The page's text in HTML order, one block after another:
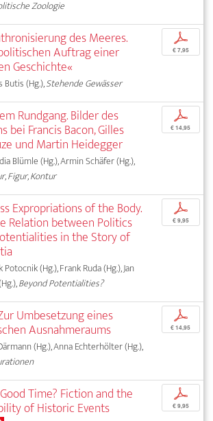
Zoologie
des Meeres.
Auftrag einer
Geschichte«
Butis (Hg.),Stehende Gewässer
p
€ 7,95
Rundgang. Bilder des
bei Francis Bacon, Gilles
und Martin Heidegger
Blümle (Hg.), Armin Schäfer (Hg.),
Figur, Kontur
p
€ 14,95
Expropriations of the Body.
Relation between Politics
in the Story of
Potocnik (Hg.), Frank Ruda (Hg.), Jan
Beyond Potentialities?
p
€ 9,95
Umbesetzung eines
Ausnahmeraums
(Hg.), Anna Echterhölter (Hg.),
p
€ 14,95
Time? Fiction and the
of Historic Events
p
€ 9,95